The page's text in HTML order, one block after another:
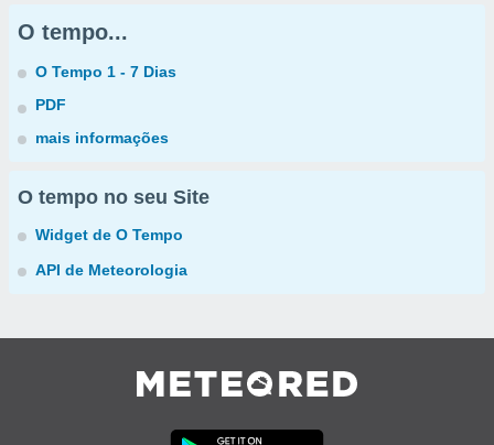
O tempo...
O Tempo 1 - 7 Dias
PDF
mais informações
O tempo no seu Site
Widget de O Tempo
API de Meteorologia